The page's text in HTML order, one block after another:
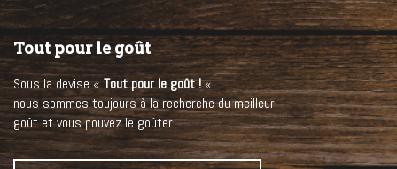
Tout pour le goût
Sous la devise «Tout pour le goût !«
nous sommes toujours à la recherche du meilleur
goût et vous pouvez le goûter.